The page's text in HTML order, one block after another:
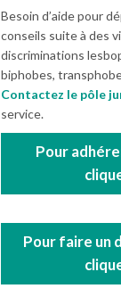
Besoin d’aide pour
conseils suite à des
discriminations
biphobes,
Contactez le pôle
service.
Pour
Pour faire un